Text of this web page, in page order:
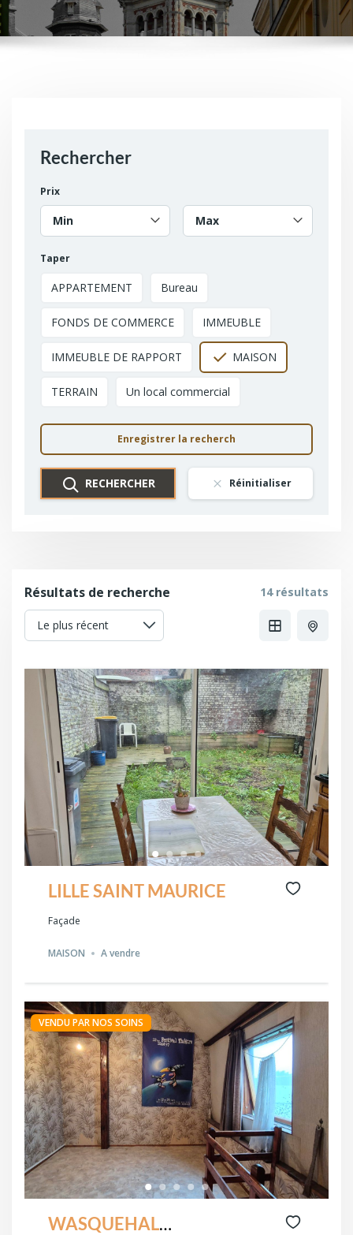
Rechercher
Prix
Min Max
Taper
APPARTEMENT Bureau
FONDS DE COMMERCE IMMEUBLE
IMMEUBLE DE RAPPORT MAISON
TERRAIN Un local commercial
Enregistrer la recherch
RECHERCHER Réinitialiser
Résultats de recherche 14 résultats
LILLE SAINT MAURICE
Façade
MAISON A vendre
VENDU PAR NOS SOINS
WASQUEHAL